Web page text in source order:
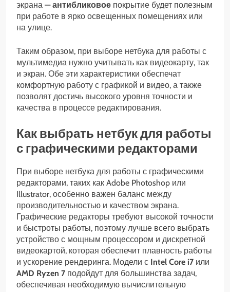
экрана —антибликовое покрытие будет полезным
при работе в ярко освещенных помещениях или
на улице.
Таким образом, при выборе нетбука для работы с
мультимедиа нужно учитывать как видеокарту, так
и экран. Обе эти характеристики обеспечат
комфортную работу с графикой и видео, а также
позволят достичь высокого уровня точности и
качества в процессе редактирования.
Как выбрать нетбук для работы
с графическими редакторами
При выборе нетбука для работы с графическими
редакторами, таких как Adobe Photoshop или
Illustrator, особенно важен баланс между
производительностью и качеством экрана.
Графические редакторы требуют высокой точности
и быстроты работы, поэтому лучше всего выбрать
устройство с мощным процессором и дискретной
видеокартой, которая обеспечит плавность работы
и ускорение рендеринга. Модели с Intel Core i7 или
AMD Ryzen 7 подойдут для большинства задач,
обеспечивая необходимую вычислительную